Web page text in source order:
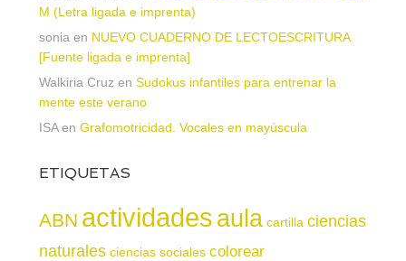
M (Letra ligada e imprenta)
sonia en NUEVO CUADERNO DE LECTOESCRITURA
[Fuente ligada e imprenta]
Walkiria Cruz en Sudokus infantiles para entrenar la
mente este verano
ISAen Grafomotricidad. Vocales en mayúscula
ETIQUETAS
ABN actividadesaula cartilla ciencias
naturales ciencias sociales colorear